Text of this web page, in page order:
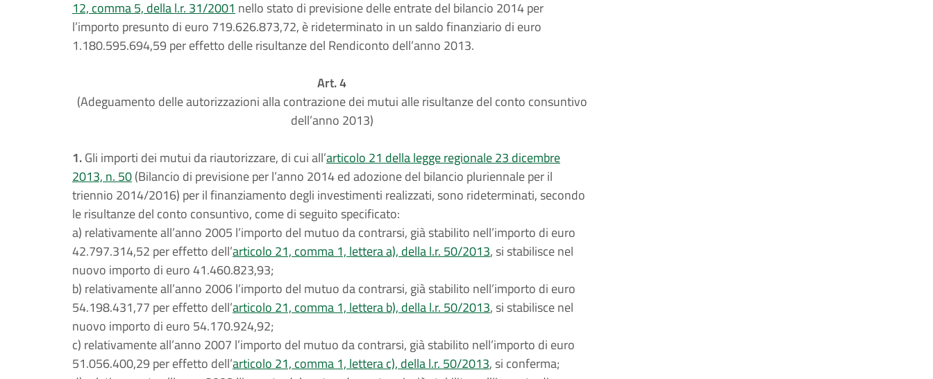
12, comma 5, della l.r. 31/2001 nello stato di previsione delle entrate del bilancio 2014 per
l’importo presunto di euro 719.626.873,72, è rideterminato in un saldo finanziario di euro
1.180.595.694,59 per effetto delle risultanze del Rendiconto dell’anno 2013.
Art. 4
(Adeguamento delle autorizzazioni alla contrazione dei mutui alle risultanze del conto consuntivo
dell’anno 2013)
1.Gli importi dei mutui da riautorizzare, di cui all’articolo 21 della legge regionale 23 dicembre
2013, n. 50(Bilancio di previsione per l’anno 2014 ed adozione del bilancio pluriennale per il
triennio 2014/2016) per il finanziamento degli investimenti realizzati, sono rideterminati, secondo
le risultanze del conto consuntivo, come di seguito specificato:
a) relativamente all’anno 2005 l’importo del mutuo da contrarsi, già stabilito nell’importo di euro
42.797.314,52 per effetto dell’articolo 21, comma 1, lettera a), della l.r. 50/2013, si stabilisce nel
nuovo importo di euro 41.460.823,93;
b) relativamente all’anno 2006 l’importo del mutuo da contrarsi, già stabilito nell’importo di euro
54.198.431,77 per effetto dell’articolo 21, comma 1, lettera b), della l.r. 50/2013, si stabilisce nel
nuovo importo di euro 54.170.924,92;
c) relativamente all’anno 2007 l’importo del mutuo da contrarsi, già stabilito nell’importo di euro
51.056.400,29 per effetto dell’articolo 21, comma 1, lettera c), della l.r. 50/2013, si conferma;